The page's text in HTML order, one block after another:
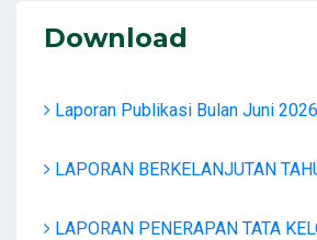
Download
Laporan Publikasi Bulan Juni 2026
LAPORAN BERKELANJUTAN
LAPORAN PENERAPAN TATA